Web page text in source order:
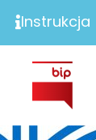
Instrukcja